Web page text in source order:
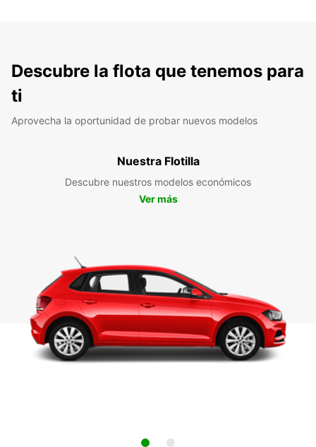
Descubre la flota que tenemos para
ti
Aprovecha la oportunidad de probar nuevos modelos
Nuestra Flotilla
Descubre nuestros modelos económicos
Ver más